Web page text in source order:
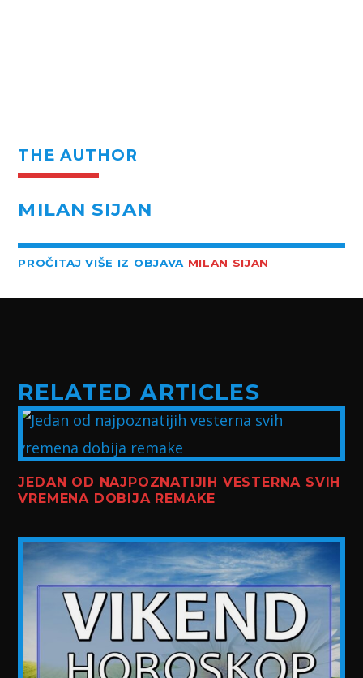
THE AUTHOR
MILAN SIJAN
PROČITAJ VIŠE IZ OBJAVA MILAN SIJAN
RELATED ARTICLES
JEDAN OD NAJPOZNATIJIH VESTERNA SVIH
VREMENA DOBIJA REMAKE